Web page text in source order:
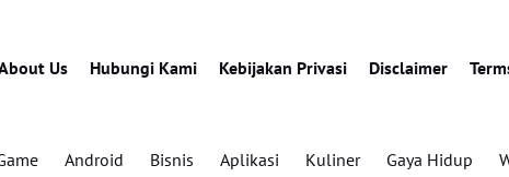
Us Hubungi Kami Kebijakan Privasi Disclaimer
Android Bisnis Aplikasi Kuliner Gaya Hidup